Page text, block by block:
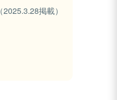
（2025.3.28掲載）